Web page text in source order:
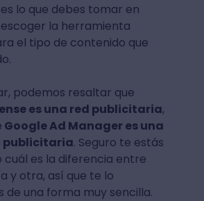
lo que debes tomar en
la herramienta
el tipo de contenido que
podemos resaltar que
es una red publicitaria,
Google Ad Manager es una
. Seguro te estás
cuál es la diferencia entre
y otra, así que te lo
de una forma muy sencilla.